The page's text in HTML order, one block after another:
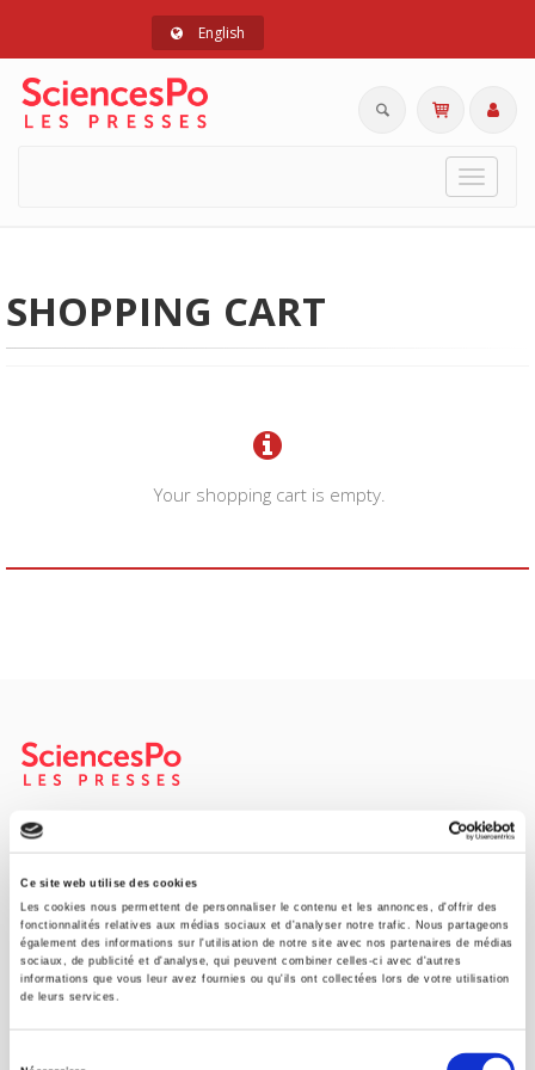
Ce site web utilise des cookies
Les cookies nous permettent de personnaliser le contenu et les annonces, d'offrir des
fonctionnalités relatives aux médias sociaux et d'analyser notre trafic. Nous partageons
également des informations sur l'utilisation de notre site avec nos partenaires de médias
sociaux, de publicité et d'analyse, qui peuvent combiner celles-ci avec d'autres
informations que vous leur avez fournies ou qu'ils ont collectées lors de votre utilisation
de leurs services.
English
Toggle
SHOPPING CART
Your shopping cart is empty.
SCIENCES PO UNIVERSITY PRESS has a threefold role: to publish
original research, to edit reference works for student use, and to
help public and political debate.
CONTACTS
FOREIGN RIGHTS
FOR BOOKSHOPS